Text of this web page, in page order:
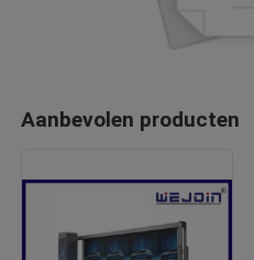
Aanbevolen producten